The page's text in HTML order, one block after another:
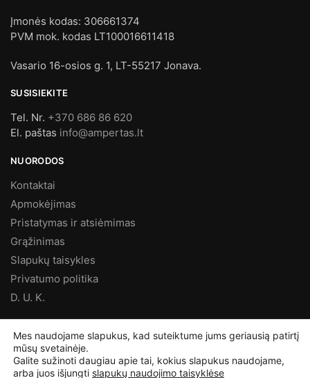
Įmonės kodas: 306661374
PVM mok. kodas LT100016611418
Vasario 16-osios g. 1, LT-55217 Jonava.
SUSISIEKITE
Tel. Nr. +370 686 86 620
El. paštas info@ampertas.lt
NUORODOS
Kontaktai
Apmokėjimas
Pristatymas ir atsiėmimas
Grąžinimas
Slapukų taisykles
Privatumo politika
D. U. K.
Mes naudojame slapukus, kad suteiktume jums geriausią patirtį
mūsų svetainėje.
Galite sužinoti daugiau apie tai, kokius slapukus naudojame,
arba juos išjungti slapukų naudojimo taisyklėse